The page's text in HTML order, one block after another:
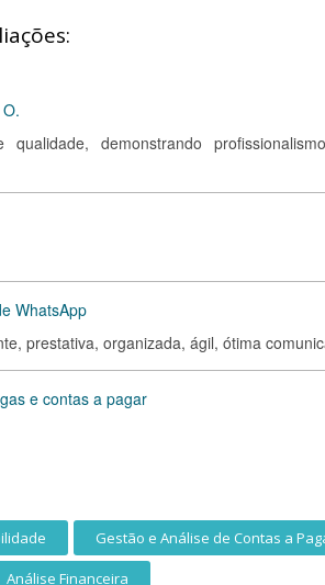
demonstrando
WhatsApp
prestativa, organizada, ágil, ótima
e contas a pagar
Gestão e Análise de Contas a
Análise Financeira